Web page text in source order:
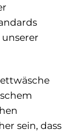
sein, dass